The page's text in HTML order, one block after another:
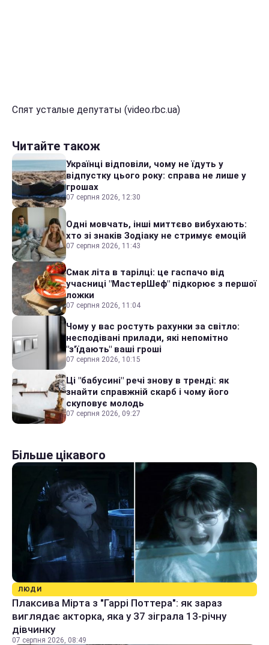
Спят усталые депутаты (video.rbc.ua)
Читайте також
Українці відповіли, чому не їдуть у
відпустку цього року: справа не лише у
грошах
07 серпня 2026, 12:30
Одні мовчать, інші миттєво вибухають:
хто зі знаків Зодіаку не стримує емоцій
07 серпня 2026, 11:43
Смак літа в тарілці: це гаспачо від
учасниці "МастерШеф" підкорює з першої
ложки
07 серпня 2026, 11:04
Чому у вас ростуть рахунки за світло:
несподівані прилади, які непомітно
"з'їдають" ваші гроші
07 серпня 2026, 10:15
Ці "бабусині" речі знову в тренді: як
знайти справжній скарб і чому його
скуповує молодь
07 серпня 2026, 09:27
Більше цікавого
ЛЮДИ
Плаксива Мірта з "Гаррі Поттера": як зараз
виглядає акторка, яка у 37 зіграла 13-річну
дівчинку
07 серпня 2026, 08:49